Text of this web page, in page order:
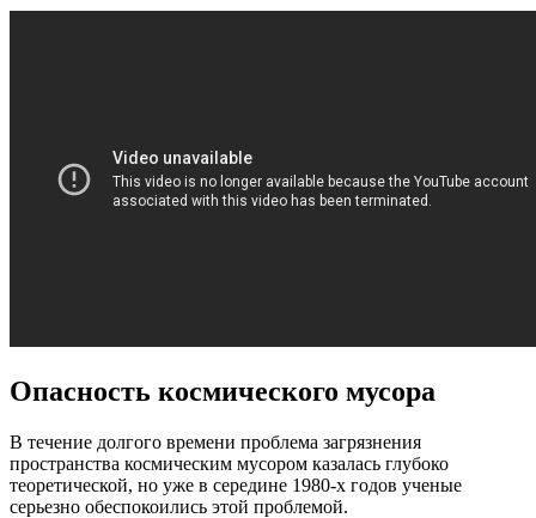
Опасность космического мусора
В течение долгого времени проблема загрязнения
пространства космическим мусором казалась глубоко
теоретической, но уже в середине 1980-х годов ученые
серьезно обеспокоились этой проблемой.